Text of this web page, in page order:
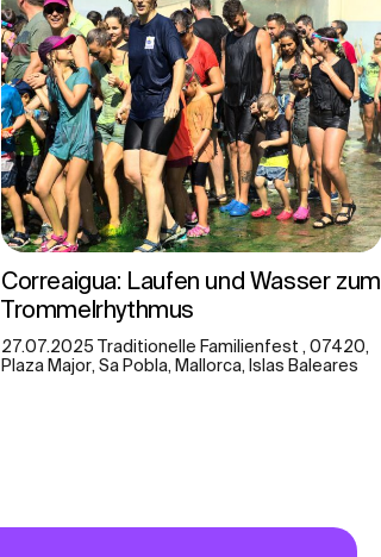
Correaigua: Laufen und Wasser zum
Trommelrhythmus
27.07.2025 Traditionelle Familienfest , 07420,
Plaza Major, Sa Pobla, Mallorca, Islas Baleares